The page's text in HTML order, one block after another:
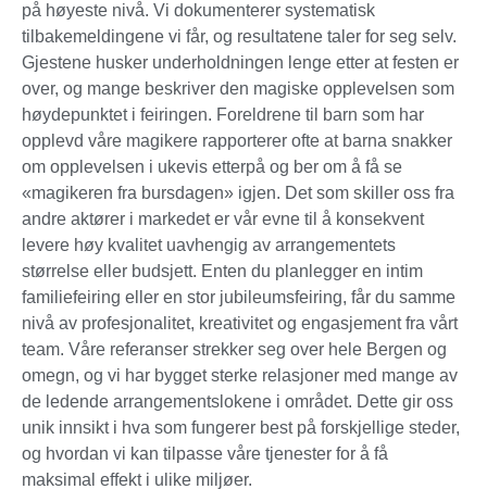
på høyeste nivå. Vi dokumenterer systematisk
tilbakemeldingene vi får, og resultatene taler for seg selv.
Gjestene husker underholdningen lenge etter at festen er
over, og mange beskriver den magiske opplevelsen som
høydepunktet i feiringen. Foreldrene til barn som har
opplevd våre magikere rapporterer ofte at barna snakker
om opplevelsen i ukevis etterpå og ber om å få se
«magikeren fra bursdagen» igjen. Det som skiller oss fra
andre aktører i markedet er vår evne til å konsekvent
levere høy kvalitet uavhengig av arrangementets
størrelse eller budsjett. Enten du planlegger en intim
familiefeiring eller en stor jubileumsfeiring, får du samme
nivå av profesjonalitet, kreativitet og engasjement fra vårt
team. Våre referanser strekker seg over hele Bergen og
omegn, og vi har bygget sterke relasjoner med mange av
de ledende arrangementslokene i området. Dette gir oss
unik innsikt i hva som fungerer best på forskjellige steder,
og hvordan vi kan tilpasse våre tjenester for å få
maksimal effekt i ulike miljøer.